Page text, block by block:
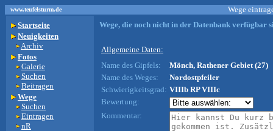
www.teufelsturm.de
Wege
Startseite
Neuigkeiten
Archiv
Fotos
Galerie
Suchen
Beitragen
Wege
Suchen
Eintragen
nR
Wege, die noch nicht in der Datenbank verfügbar
Allgemeine Daten:
Name des Gipfels:
Mönch, Rathener Gebiet (27)
Name des Weges:
Nordostpfeiler
Schwierigkeitsgrad: VIIIb RP VIIIc
Bewertung:
Kommentar: